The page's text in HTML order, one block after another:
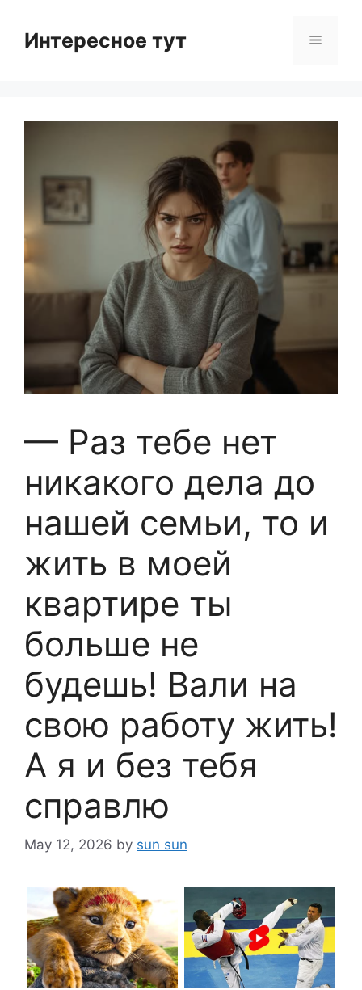
contentИнтересное тут Menu
— Раз тебе нет
никакого дела до
нашей семьи, то и
жить в моей
квартире ты
больше не
будешь! Вали на
свою работу жить!
А я и без тебя
справлю
May 12, 2026 by sun sun